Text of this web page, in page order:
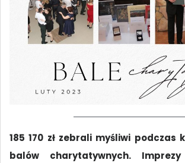
185 170 zł zebrali myśliwi podczas
balów charytatywnych. Imprezy